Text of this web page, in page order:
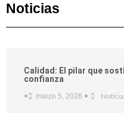
Noticias
Calidad: El pilar que
confianza
• marzo 5, 2026 •